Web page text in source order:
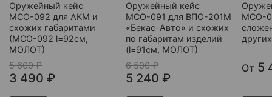
Оружейный кейс
МСО-092 для АКМ и
схожих габаритами
(МСО-092 l=92см,
МОЛОТ)
5 600 ₽
3 490 ₽
Оружейный кейс
МСО-091 для ВПО-201М
«Бекас-Авто» и схожих
по габаритам изделий
(l=91см, МОЛОТ)
6 500 ₽
5 240 ₽
МСО-
От 5